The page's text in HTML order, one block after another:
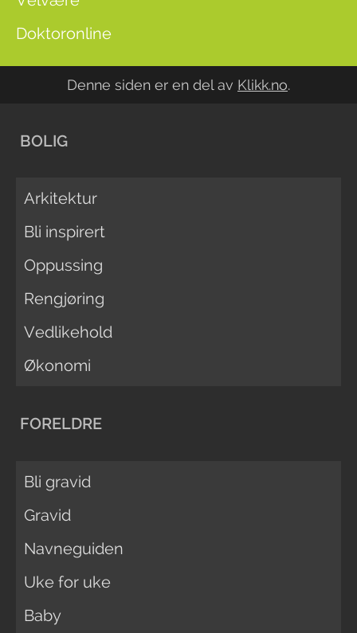
Doktoronline
Denne siden er en del av Klikk.no.
BOLIG
Arkitektur
Bli inspirert
Oppussing
Rengjøring
Vedlikehold
Økonomi
FORELDRE
Bli gravid
Gravid
Navneguiden
Uke for uke
Baby